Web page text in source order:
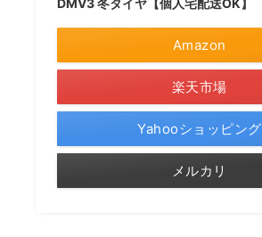
Amazon
楽天市場
Yahooショッピング
メルカリ